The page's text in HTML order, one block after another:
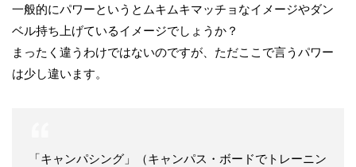
一般的にパワーというとムキムキマッチョなイメージやダン
ベル持ち上げているイメージでしょうか？
まったく違うわけではないのですが、ただここで言うパワー
は少し違います。
「キャンパシング」（キャンパス・ボードでトレーニン